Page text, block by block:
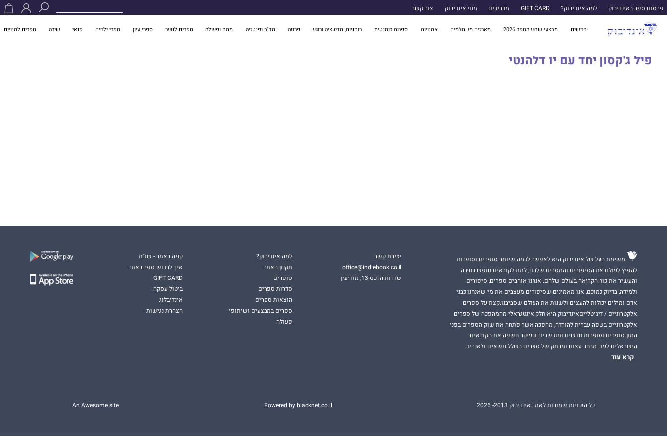
פרסום ספר באינדיבוק למה אינדיבוק? GIFT CARD מדריכים מנוי אינדיבוק צור קשר
חדשים מבצעי שבוע הספר 2026 מארזים משתלמים אמנויות ספרות רומנטית רוחניות, מדיטציה ורוגע פרוזה מד"ב ופנטזיה מתח ופעולה ספרים לנוער ספרי עיון ספרי ילדים פנאי שירה ספרים למנויים
פיל ג'קסון יחד עם יו דלהנטי
משימת העל של אינדיבוק היא לאפשר לכמה שיותר סופרים וסופרות
להפיץ לעולם את הסיפורים והמסרים שלהם, לתת לקוראים חופש בחירה
והעשיר את כוח הקריאה בעולם שלהם. אנחנו אוהבים ספרים, סיפורים
ולמידה, בדיוק כמוכם, אנו מאמינים שסיפורים מעצבים את מי שאנחנו כבני
אדם ומילים יכולות להעצים ולשנות את העולם שסביבנו.קצת על ספרים
אלקטרוניים / דיגיטלייםאינדיבוק היא חלק אינטגראלי מהמהפכה של ספרים
אלקטרוניים בשפה עברית להורדה, מהפכה אשר פתחה את שוק הספרים בפני
המון סופרים וסופרות חדשים ומוכשרים ובעיקר חשפה את הקוראים
הישראלים לעוד מבחר עצום ומרתק של ספרים בשלל נושאים וז'אנרים.
קרא עוד
יצירת קשר
office@indiebook.co.il
שדרות הרכס 13, מודיעין
למה אינדיבוק?
תקנון האתר
סופרים
סדרות ספרים
הוצאות ספרים
ספרים במבצעים ושיתופי
פעולה
קניה באתר - שו"ת
איך לרכוש ספר באתר
GIFT CARD
ביטול עסקה
אינדיבלוג
הצהרת נגישות
כל הזכויות שמורות לאתר אינדיבוק 2013- 2026 Powered by blacknet.co.il
An Awesome site